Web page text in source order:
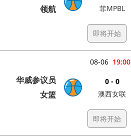
领航
菲MPBL
即将开始
19:00
08-06
华威参议员
女篮
0 - 0
澳西女联
即将开始